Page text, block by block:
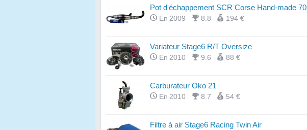
Pot d'échappement SCR Corse Hand-made 70
En 2009 8.8 194 €
Variateur Stage6 R/T Oversize
En 2010 9.6 88 €
Carburateur Oko 21
En 2010 8.7 54 €
Filtre à air Stage6 Racing Twin Air